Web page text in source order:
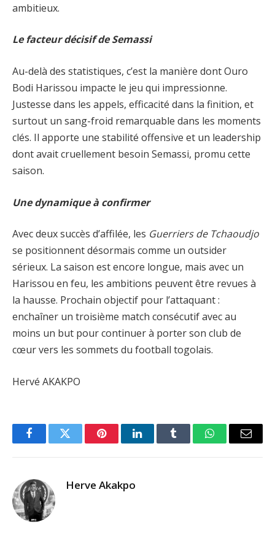
ambitieux.
Le facteur décisif de Semassi
Au-delà des statistiques, c’est la manière dont Ouro
Bodi Harissou impacte le jeu qui impressionne.
Justesse dans les appels, efficacité dans la finition, et
surtout un sang-froid remarquable dans les moments
clés. Il apporte une stabilité offensive et un leadership
dont avait cruellement besoin Semassi, promu cette
saison.
Une dynamique à confirmer
Avec deux succès d’affilée, les Guerriers de Tchaoudjo
se positionnent désormais comme un outsider
sérieux. La saison est encore longue, mais avec un
Harissou en feu, les ambitions peuvent être revues à
la hausse. Prochain objectif pour l’attaquant :
enchaîner un troisième match consécutif avec au
moins un but pour continuer à porter son club de
cœur vers les sommets du football togolais.
Hervé AKAKPO
FacebookTwitter PinterestLinkedInTumblr WhatsAppEmail
Herve Akakpo